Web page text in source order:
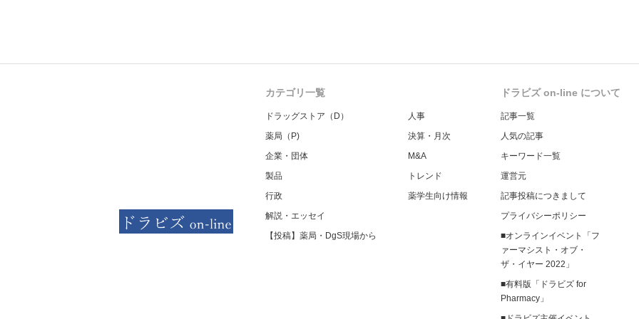
カテゴリ一覧
ドラッグストア（D）
薬局（P)
企業・団体
製品
行政
解説・エッセイ
【投稿】薬局・DgS現場から
人事
決算・月次
M&A
トレンド
薬学生向け情報
ドラビズ on-line について
記事一覧
人気の記事
キーワード一覧
運営元
記事投稿につきまして
プライバシーポリシー
■オンラインイベント「フ
ァーマシスト・オブ・
ザ・イヤー 2022」
■有料版「ドラビズ for
Pharmacy」